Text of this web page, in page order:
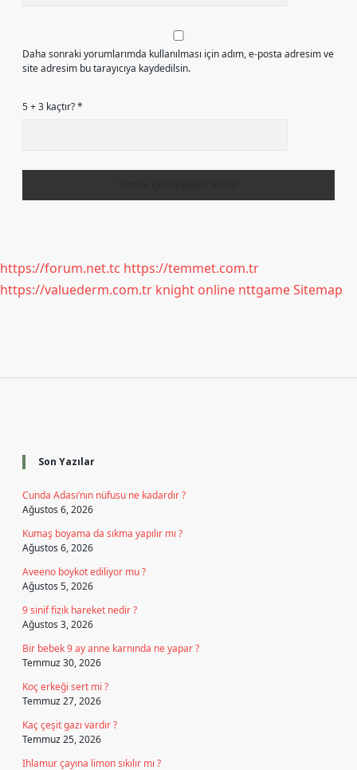
Daha sonraki yorumlarımda kullanılması için adım, e-posta adresim ve
site adresim bu tarayıcıya kaydedilsin.
5 + 3 kaçtır?*
https://forum.net.tc https://temmet.com.tr
https://valuederm.com.tr knight online nttgameSitemap
Son Yazılar
Cunda Adası’nın nüfusu ne kadardır ?
Ağustos 6, 2026
Kumaş boyama da sıkma yapılır mı ?
Ağustos 6, 2026
Aveeno boykot ediliyor mu ?
Ağustos 5, 2026
9 sinif fizik hareket nedir ?
Ağustos 3, 2026
Bir bebek 9 ay anne karnında ne yapar ?
Temmuz 30, 2026
Koç erkeği sert mi ?
Temmuz 27, 2026
Kaç çeşit gazı vardır ?
Temmuz 25, 2026
Ihlamur çayına limon sıkılır mı ?